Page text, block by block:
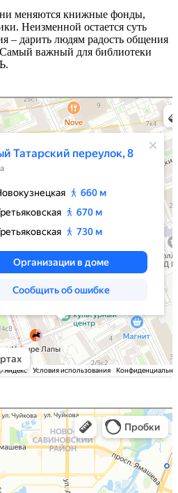
меняются книжные фонды,
Неизменной остается суть
– дарить людям радость общения
важный для библиотеки
Москвы, ближайшее метро Новокузнецкая —
Москвы, ближайшее метро Новокузнецкая —